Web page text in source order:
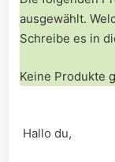
ausgewählt.
Schreibe es in
Keine Produkte
⁣ Hallo du,